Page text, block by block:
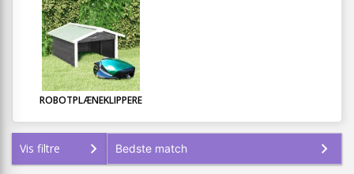
ROBOTPLÆNEKLIPPERE
Vis filtre